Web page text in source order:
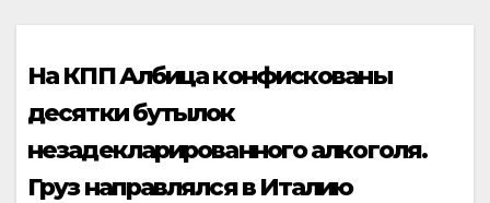
На КПП Албица конфискованы
десятки бутылок
незадекларированного алкоголя.
Груз направлялся в Италию